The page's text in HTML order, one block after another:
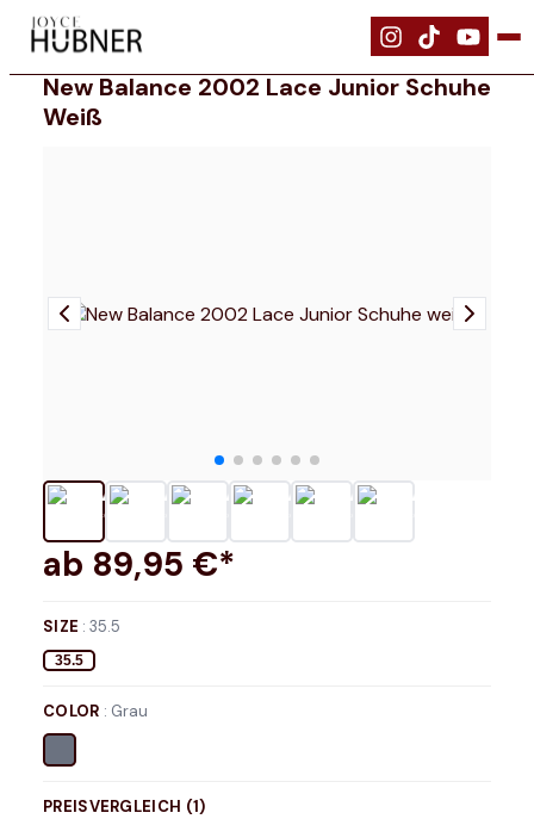
| Schuhe | New Balance 2002 Lace Junior Schuhe weiß
New Balance 2002 Lace Junior Schuhe
Weiß
ab 89,95 €*
SIZE :35.5
35.5
COLOR : Grau
PREISVERGLEICH (1)